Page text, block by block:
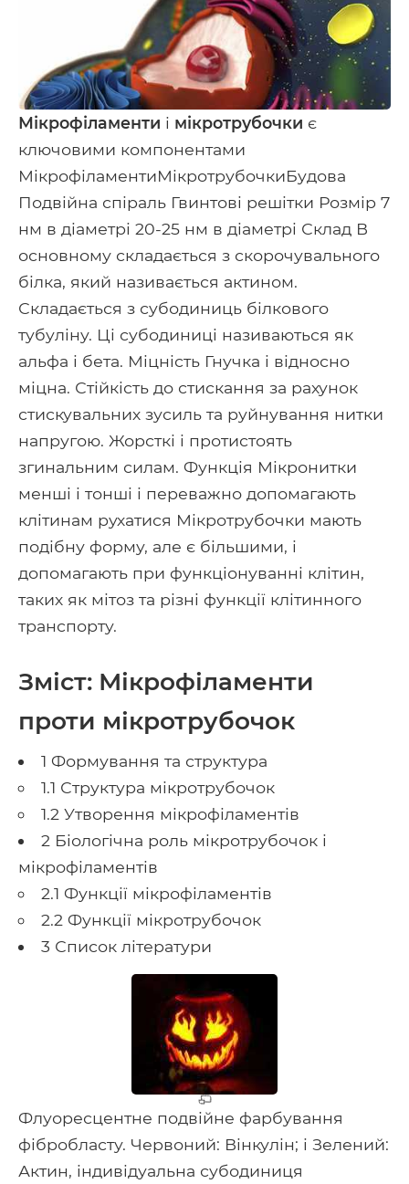
Мікрофіламенти і мікротрубочки є
ключовими компонентами
МікрофіламентиМікротрубочкиБудова
Подвійна спіраль Гвинтові решітки Розмір 7
нм в діаметрі 20-25 нм в діаметрі Склад В
основному складається з скорочувального
білка, який називається актином.
Складається з субодиниць білкового
тубуліну. Ці субодиниці називаються як
альфа і бета. Міцність Гнучка і відносно
міцна. Стійкість до стискання за рахунок
стискувальних зусиль та руйнування нитки
напругою. Жорсткі і протистоять
згинальним силам. Функція Мікронитки
менші і тонші і переважно допомагають
клітинам рухатися Мікротрубочки мають
подібну форму, але є більшими, і
допомагають при функціонуванні клітин,
таких як мітоз та різні функції клітинного
транспорту.
Зміст: Мікрофіламенти
проти мікротрубочок
1 Формування та структура
1.1 Структура мікротрубочок
1.2 Утворення мікрофіламентів
2 Біологічна роль мікротрубочок і
мікрофіламентів
2.1 Функції мікрофіламентів
2.2 Функції мікротрубочок
3 Список літератури
Флуоресцентне подвійне фарбування
фібробласту. Червоний: Вінкулін; і Зелений:
Актин, індивідуальна субодиниця